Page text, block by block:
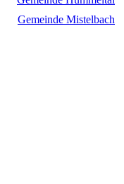
Gemeinde Mistelbach